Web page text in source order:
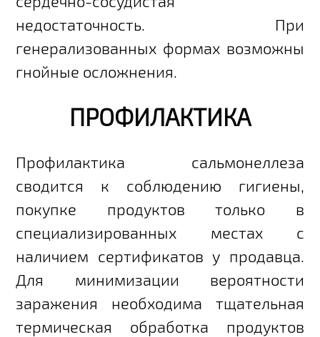
недостаточность. При
генерализованных формах возможны
гнойные осложнения.
ПРОФИЛАКТИКА
Профилактика сальмонеллеза
сводится к соблюдению гигиены,
покупке продуктов только в
специализированных местах с
наличием сертификатов у продавца.
Для минимизации вероятности
заражения необходима тщательная
термическая обработка продуктов